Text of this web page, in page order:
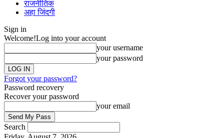
राजनीतिक
अहा जिंदगी
Sign in
Welcome!Log into your account
your username
your password
Forgot your password?
Password recovery
Recover your password
your email
Search